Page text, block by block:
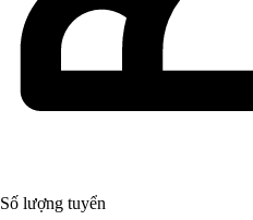
Số lượng tuyển